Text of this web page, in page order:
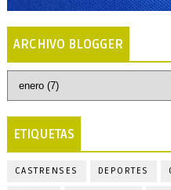
ARCHIVO BLOGGER
ETIQUETAS
CASTRENSES DEPORTES